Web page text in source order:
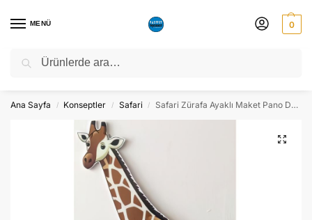
MENÜ 0
NATO ZİRVESİ NEDENİYLE 06-10 TEMMUZ TARİHLERİ ARASINDA
Ana Sayfa / Konseptler / Safari / Safari Zürafa Ayaklı Maket Pano Dekor – Süs